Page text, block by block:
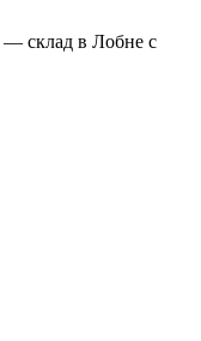
— склад в Лобне с